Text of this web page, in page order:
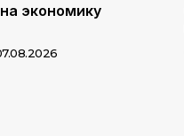
экономику